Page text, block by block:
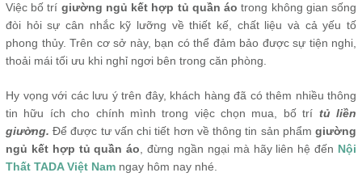
Việc bố trí giường ngủ kết hợp tủ quần áo trong không gian sống
đòi hỏi sự cân nhắc kỹ lưỡng về thiết kế, chất liệu và cả yếu tố
phong thủy. Trên cơ sở này, bạn có thể đảm bảo được sự tiện nghi,
thoải mái tối ưu khi nghỉ ngơi bên trong căn phòng.
Hy vọng với các lưu ý trên đây, khách hàng đã có thêm nhiều thông
tin hữu ích cho chính mình trong việc chọn mua, bố trí tủ liền
giường. Để được tư vấn chi tiết hơn về thông tin sản phẩm giường
ngủ kết hợp tủ quần áo, đừng ngần ngại mà hãy liên hệ đến Nội
Thất TADA Việt Nam ngay hôm nay nhé.